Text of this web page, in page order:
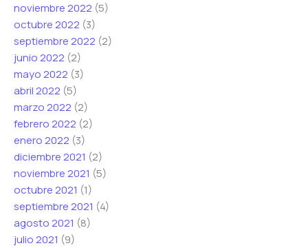
noviembre 2022 (5)
octubre 2022 (3)
septiembre 2022 (2)
junio 2022 (2)
mayo 2022 (3)
abril 2022 (5)
marzo 2022 (2)
febrero 2022 (2)
enero 2022 (3)
diciembre 2021 (2)
noviembre 2021 (5)
octubre 2021 (1)
septiembre 2021 (4)
agosto 2021 (8)
julio 2021 (9)